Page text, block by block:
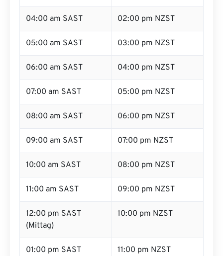
04:00 am SAST 02:00 pm NZST
05:00 am SAST 03:00 pm NZST
06:00 am SAST 04:00 pm NZST
07:00 am SAST 05:00 pm NZST
08:00 am SAST 06:00 pm NZST
09:00 am SAST 07:00 pm NZST
10:00 am SAST 08:00 pm NZST
11:00 am SAST 09:00 pm NZST
12:00 pm SAST
(Mittag)
10:00 pm NZST
01:00 pm SAST 11:00 pm NZST